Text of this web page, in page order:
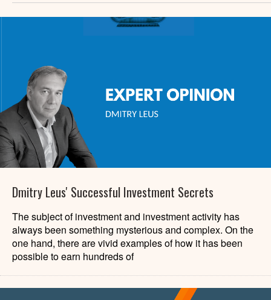
Dmitry Leus' Successful Investment Secrets
The subject of investment and investment activity has
always been something mysterious and complex. On the
one hand, there are vivid examples of how it has been
possible to earn hundreds of